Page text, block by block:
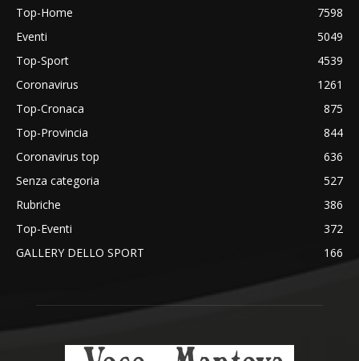
Top-Home
7598
Eventi
5049
Top-Sport
4539
Coronavirus
1261
Top-Cronaca
875
Top-Provincia
844
Coronavirus top
636
Senza categoria
527
Rubriche
386
Top-Eventi
372
GALLERY DELLO SPORT
166